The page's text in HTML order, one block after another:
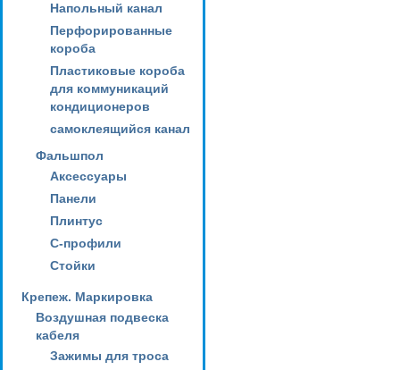
Напольный канал
Перфорированные
короба
Пластиковые короба
для коммуникаций
кондиционеров
самоклеящийся канал
Фальшпол
Аксессуары
Панели
Плинтус
С-профили
Стойки
Крепеж. Маркировка
Воздушная подвеска
кабеля
Зажимы для троса